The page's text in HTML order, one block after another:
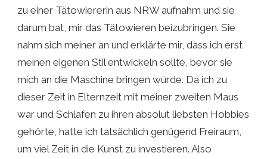
zu einer Tätowiererin aus NRW aufnahm und sie
darum bat, mir das Tätowieren beizubringen. Sie
nahm sich meiner an und erklärte mir, dass ich erst
meinen eigenen Stil entwickeln sollte, bevor sie
mich an die Maschine bringen würde. Da ich zu
dieser Zeit in Elternzeit mit meiner zweiten Maus
war und Schlafen zu ihren absolut liebsten Hobbies
gehörte, hatte ich tatsächlich genügend Freiraum,
um viel Zeit in die Kunst zu investieren. Also